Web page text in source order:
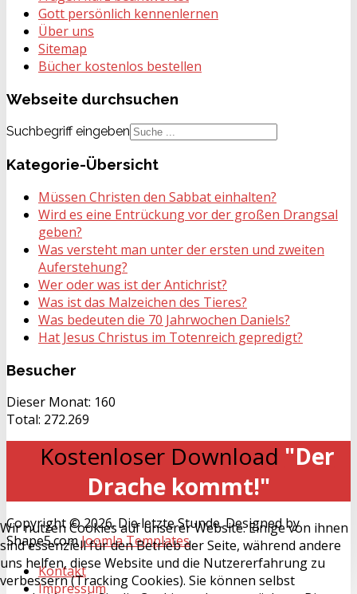
Gott persönlich kennenlernen
Über uns
Sitemap
Bücher kostenlos bestellen
Webseite durchsuchen
Suchbegriff eingeben
Kategorie-Übersicht
Müssen Christen den Sabbat einhalten?
Wird es eine Entrückung vor der großen Drangsal
geben?
Was versteht man unter der ersten und zweiten
Auferstehung?
Wer oder was ist der Antichrist?
Was ist das Malzeichen des Tieres?
Was bedeuten die 70 Jahrwochen Daniels?
Hat Jesus Christus im Totenreich gepredigt?
Besucher
Dieser Monat: 160
Total: 272.269
Kostenloser Download "Der
Drache kommt!"
Copyright © 2026. Die letzte Stunde. Designed by
Shape5.comJoomla Templates
Kontakt
Impressum
Wir nutzen Cookies auf unserer Website. Einige von ihnen
sind essenziell für den Betrieb der Seite, während andere
uns helfen, diese Website und die Nutzererfahrung zu
verbessern (Tracking Cookies). Sie können selbst